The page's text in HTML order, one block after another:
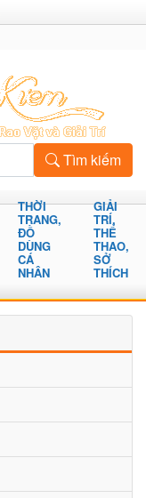
Tìm kiếm
THỜI
TRANG,
ĐỒ
DÙNG
CÁ
NHÂN
GIẢI
TRÍ,
THỂ
THAO,
SỞ
THÍCH